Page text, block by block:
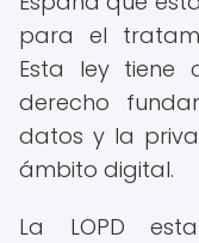
para el
Esta ley tiene
derecho
datos y la
ámbito digital.
La LOPD